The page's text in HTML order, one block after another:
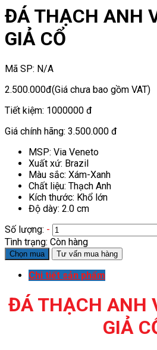
ĐÁ THẠCH ANH
GIẢ CỔ
Mã SP: N/A
2.500.000đ(Giá chưa bao gồm VAT)
Tiết kiệm: 1000000 đ
Giá chính hãng: 3.500.000 đ
MSP: Via Veneto
Xuất xứ: Brazil
Màu sắc: Xám-Xanh
Chất liệu: Thạch Anh
Kích thước: Khổ lớn
Độ dày: 2.0 cm
Số lượng: -
Tình trạng: Còn hàng
Chọn mua Tư vấn mua hàng
Chi tiết sản phẩm
ĐÁ THẠCH ANH
GIẢ